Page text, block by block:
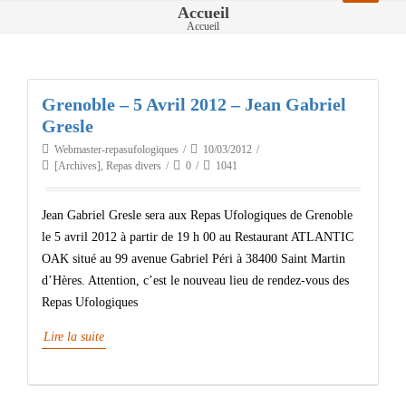
Accueil
Accueil
Grenoble – 5 Avril 2012 – Jean Gabriel
Gresle
Webmaster-repasufologiques
10/03/2012
[Archives], Repas divers 0 1041
Jean Gabriel Gresle sera aux Repas Ufologiques de Grenoble
le 5 avril 2012 à partir de 19 h 00 au Restaurant ATLANTIC
OAK situé au 99 avenue Gabriel Péri à 38400 Saint Martin
d’Hères. Attention, c’est le nouveau lieu de rendez-vous des
Repas Ufologiques
Lire la suite